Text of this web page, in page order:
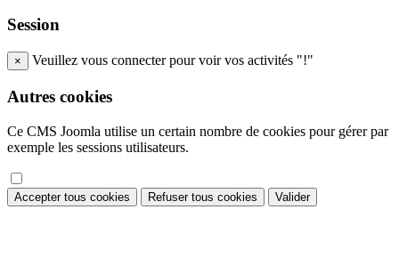
Session
× Veuillez vous connecter pour voir vos activités "!"
Autres cookies
Ce CMS Joomla utilise un certain nombre de cookies pour gérer par
exemple les sessions utilisateurs.
Accepter tous cookies Refuser tous cookies Valider